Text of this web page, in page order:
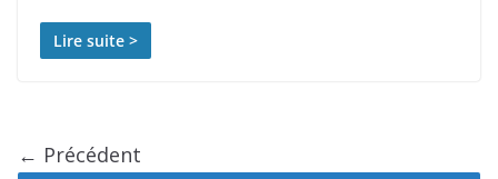
Lire suite >
← Précédent